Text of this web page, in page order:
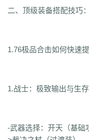
二、顶级装备搭配技巧
1.76极品合击如何快速
1.战士：极致输出与生
-武器选择：开天（基础